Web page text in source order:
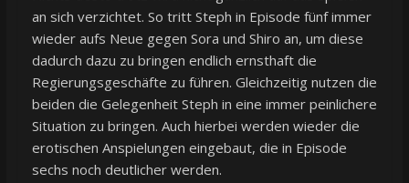
an sich verzichtet. So tritt Steph in Episode fünf immer
wieder aufs Neue gegen Sora und Shiro an, um diese
dadurch dazu zu bringen endlich ernsthaft die
Regierungsgeschäfte zu führen. Gleichzeitig nutzen die
beiden die Gelegenheit Steph in eine immer peinlichere
Situation zu bringen. Auch hierbei werden wieder die
erotischen Anspielungen eingebaut, die in Episode
sechs noch deutlicher werden.